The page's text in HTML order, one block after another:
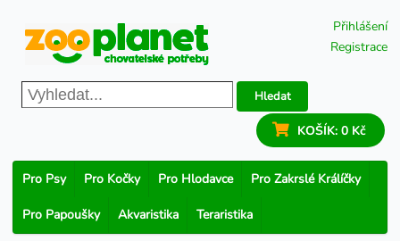
Přihlášení
Registrace
Hledat
KOŠÍK: 0 Kč
Pro Psy Pro Kočky Pro Hlodavce Pro Zakrslé Králíčky
Pro Papoušky Akvaristika Teraristika